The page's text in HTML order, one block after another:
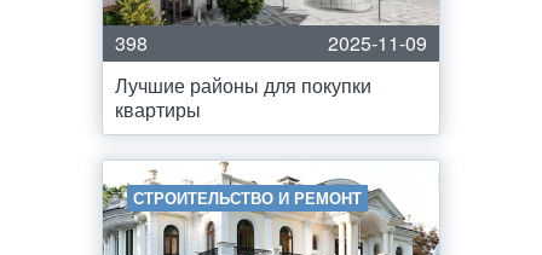
398
2025-11-09
Лучшие районы для покупки
квартиры
СТРОИТЕЛЬСТВО И РЕМОНТ